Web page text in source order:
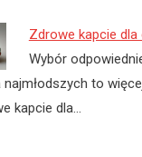
Zdrowe kapcie dla
Wybór
to
kapcie dla…